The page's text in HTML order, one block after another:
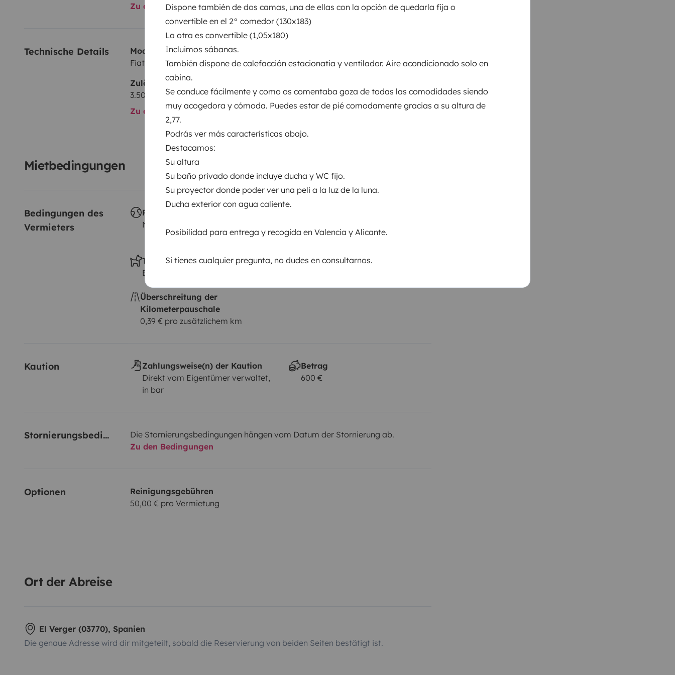
Dispone también de dos camas, una de ellas con la opción de quedarla fija o
convertible en el 2° comedor (130x183)
La otra es convertible (1,05x180)
Incluimos sábanas.
También dispone de calefacción estacionatia y ventilador. Aire acondicionado solo en
cabina.
Se conduce fácilmente y como os comentaba goza de todas las comodidades siendo
muy acogedora y cómoda. Puedes estar de pié comodamente gracias a su altura de
2,77.
Podrás ver más características abajo.
Destacamos:
Su altura
Su baño privado donde incluye ducha y WC fijo.
Su proyector donde poder ver una peli a la luz de la luna.
Ducha exterior con agua caliente.
Posibilidad para entrega y recogida en Valencia y Alicante.
Si tienes cualquier pregunta, no dudes en consultarnos.
Posibilidad para entrega y recogida en Valencia y Alicante.
Si tienes cualquier pregunta, no dudes en consultarnos.
Zu allen Ausstattungselementen
Technische Details
Modell:
Fiat fiat ducato maxi
2015
Zulässiges Gesamtgewicht:
3.500 kg
2,77 m
Zu allen technischen Details
Mietbedingungen
Bedingungen des
Vermieters
Reisen im Ausland
Nicht erlaubt
B-Klasse
Tiere erlaubt
Erlaubt
Rauchen erlaubt
Überschreitung der
Kilometerpauschale
0,39 € pro zusätzlichem km
Kaution
Zahlungsweise(n) der Kaution
Direkt vom Eigentümer verwaltet,
in bar
Betrag
600 €
Stornierungsbedingungen
Die Stornierungsbedingungen hängen vom Datum der Stornierung ab.
Zu den Bedingungen
Optionen
Reinigungsgebühren
50,00 € pro Vermietung
Ort der Abreise
El Verger (03770), Spanien
Die genaue Adresse wird dir mitgeteilt, sobald die Reservierung von beiden Seiten bestätigt ist.